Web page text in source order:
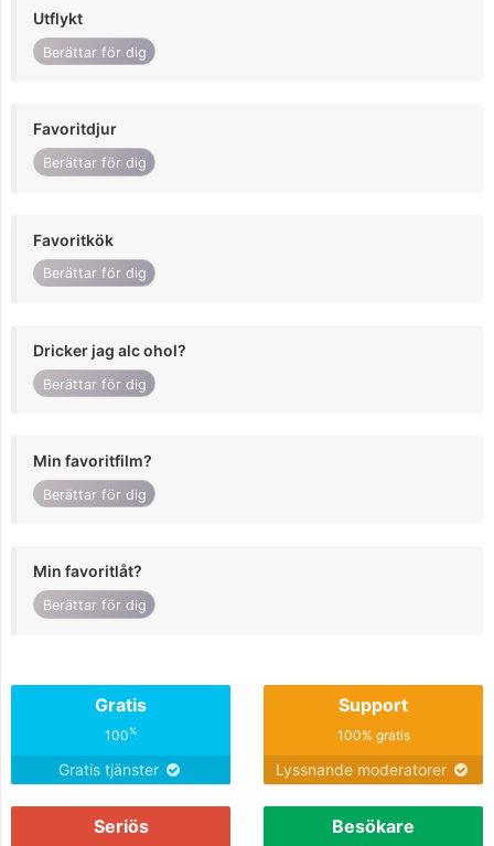
Utflykt
Berättar för dig
Favoritdjur
Berättar för dig
Favoritkök
Berättar för dig
Dricker jag alc ohol?
Berättar för dig
Min favoritfilm?
Berättar för dig
Min favoritlåt?
Berättar för dig
Gratis
100%
Gratis tjänster
Support
100% gratis
Lyssnande moderatorer
Seriös Besökare